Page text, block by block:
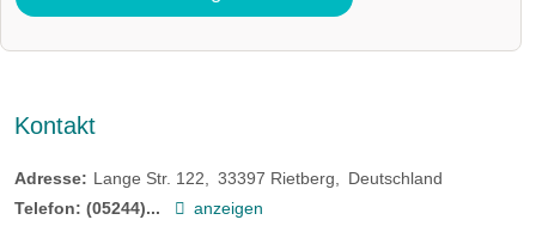
Kontakt
Adresse: Lange Str. 122 33397 Rietberg
Deutschland
Telefon: (05244)...
anzeigen